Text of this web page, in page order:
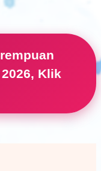
Klik